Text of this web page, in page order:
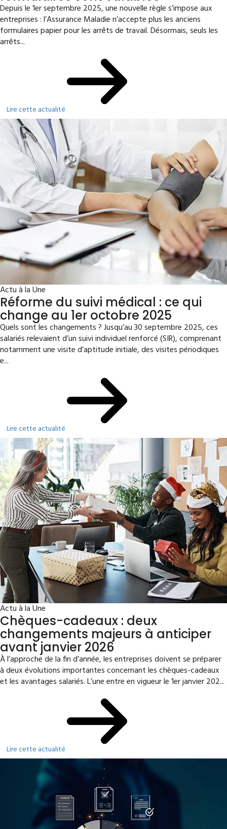
Depuis le 1er septembre 2025, une nouvelle règle s’impose aux
entreprises : l’Assurance Maladie n’accepte plus les anciens
formulaires papier pour les arrêts de travail. Désormais, seuls les
arrêts...
Lire cette actualité
Actu à la Une
Réforme du suivi médical : ce qui
change au 1er octobre 2025
Quels sont les changements ? Jusqu’au 30 septembre 2025, ces
salariés relevaient d’un suivi individuel renforcé (SIR), comprenant
notamment une visite d’aptitude initiale, des visites périodiques
e...
Lire cette actualité
Actu à la Une
Chèques-cadeaux : deux
changements majeurs à anticiper
avant janvier 2026
À l’approche de la fin d’année, les entreprises doivent se préparer
à deux évolutions importantes concernant les chèques-cadeaux
et les avantages salariés. L’une entre en vigueur le 1er janvier 202...
Lire cette actualité